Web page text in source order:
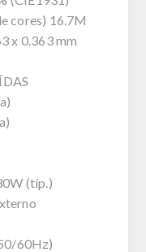
cores) 16.7M
x 0.363 mm
(típ.)
60Hz)